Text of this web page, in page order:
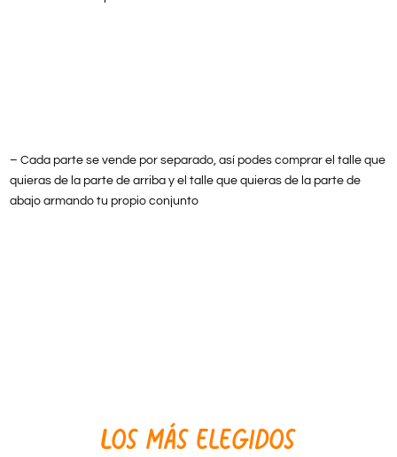
– Cada parte se vende por separado, así podes comprar el talle que
quieras de la parte de arriba y el talle que quieras de la parte de
abajo armando tu propio conjunto
Los más elegidos